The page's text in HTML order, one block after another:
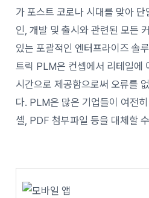
가 포스트 코로나 시대를 맞아
인, 개발 및 출시와 관련된 모든
있는 포괄적인 엔터프라이즈 솔
트릭 PLM은 컨셉에서 리테일에
시간으로 제공함으로써 오류를
다. PLM은 많은 기업들이 여전
셀, PDF 첨부파일 등을 대체할